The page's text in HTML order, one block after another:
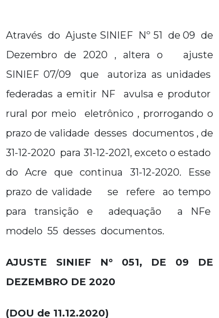
Através do Ajuste SINIEF Nº 51 de 09 de
Dezembro de 2020 , altera o ajuste
SINIEF 07/09 que autoriza as unidades
federadas a emitir NF avulsa e produtor
rural por meio eletrônico , prorrogando o
prazo de validade desses documentos , de
31-12-2020 para 31-12-2021, exceto o estado
do Acre que continua 31-12-2020. Esse
prazo de validade se refere ao tempo
para transição e adequação a NFe
modelo 55 desses documentos.
AJUSTE SINIEF N° 051, DE 09 DE
DEZEMBRO DE 2020
(DOU de 11.12.2020)